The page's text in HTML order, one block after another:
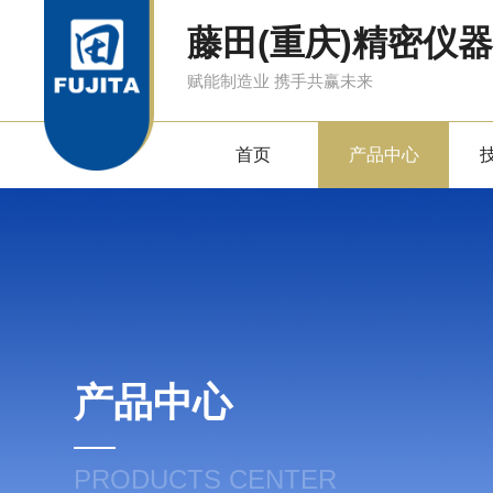
藤田(重庆)精密仪
赋能制造业 携手共赢未来
首页 产品中心
产品中心
PRODUCTS CENTER